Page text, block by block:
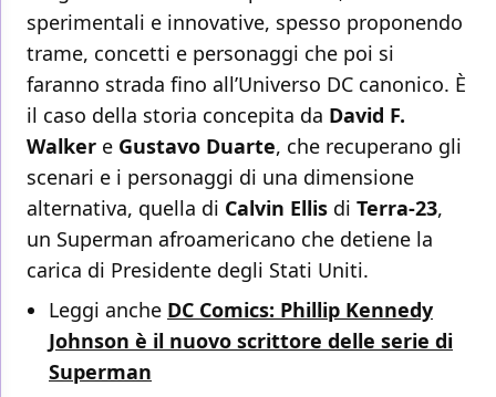
sperimentali e innovative, spesso proponendo
trame, concetti e personaggi che poi si
faranno strada fino all’Universo DC canonico. È
il caso della storia concepita da David F.
Walker e Gustavo Duarte, che recuperano gli
scenari e i personaggi di una dimensione
alternativa, quella di Calvin Ellis di Terra-23,
un Superman afroamericano che detiene la
carica di Presidente degli Stati Uniti.
Leggi anche DC Comics: Phillip Kennedy
Johnson è il nuovo scrittore delle serie di
Superman